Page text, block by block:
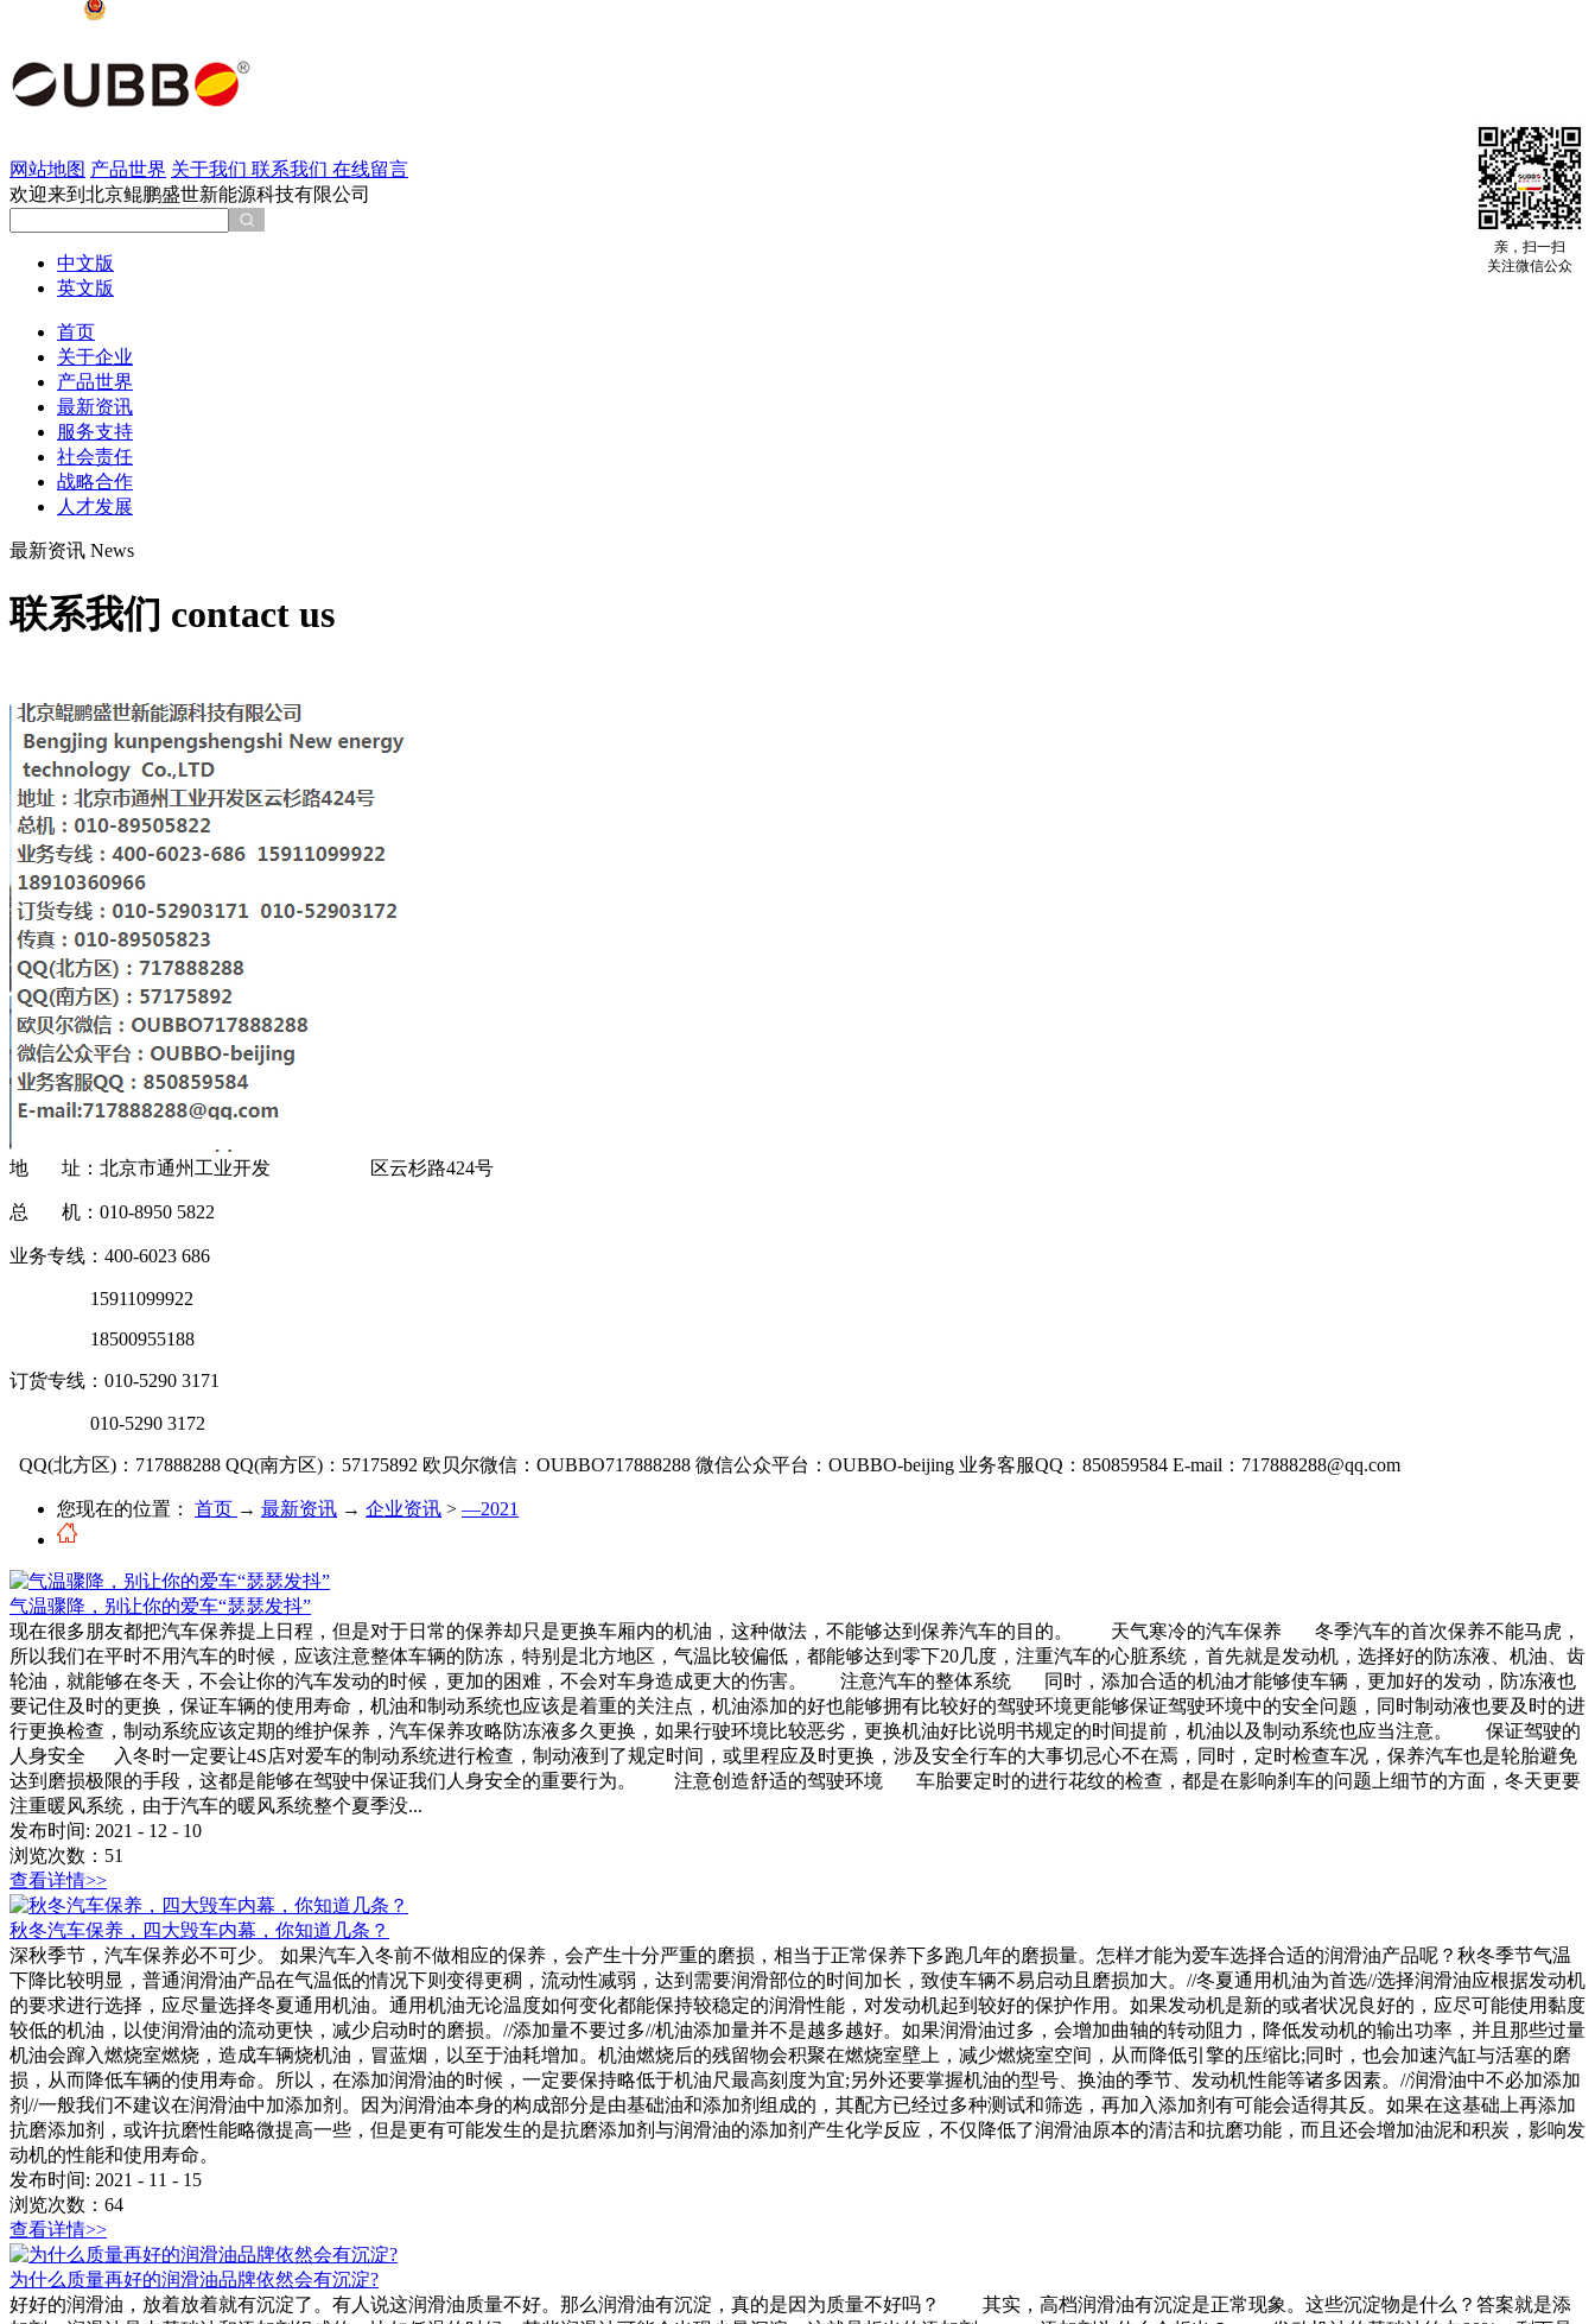
网站地图 产品世界 关于我们 联系我们 在线留言
欢迎来到北京鲲鹏盛世新能源科技有限公司
中文版
英文版
首页
关于企业
产品世界
最新资讯
服务支持
社会责任
战略合作
人才发展
最新资讯 News
联系我们 contact us
地 址：北京市通州工业开发 区云杉路424号
总 机：010-8950 5822
业务专线：400-6023 686
15911099922
18500955188
订货专线：010-5290 3171
010-5290 3172
QQ(北方区)：717888288 QQ(南方区)：57175892 欧贝尔微信：OUBBO717888288 微信公众平台：OUBBO-beijing 业务客服QQ：850859584 E-mail： 717888288@qq.com
您现在的位置： 首页 → 最新资讯 → 企业资讯 > —2021
气温骤降，别让你的爱车“瑟瑟发抖”
现在很多朋友都把汽车保养提上日程，但是对于日常的保养却只是更换车厢内的机油，这种做法，不能够达到保养汽车的目的。 天气寒冷的汽车保养 冬季汽车的首次保养不能马虎，
所以我们在平时不用汽车的时候，应该注意整体车辆的防冻，特别是北方地区，气温比较偏低，都能够达到零下20几度，注重汽车的心脏系统，首先就是发动机，选择好的防冻液、机油、齿
轮油，就能够在冬天，不会让你的汽车发动的时候，更加的困难，不会对车身造成更大的伤害。 注意汽车的整体系统 同时，添加合适的机油才能够使车辆，更加好的发动，防冻液也
要记住及时的更换，保证车辆的使用寿命，机油和制动系统也应该是着重的关注点，机油添加的好也能够拥有比较好的驾驶环境更能够保证驾驶环境中的安全问题，同时制动液也要及时的进
行更换检查，制动系统应该定期的维护保养，汽车保养攻略防冻液多久更换，如果行驶环境比较恶劣，更换机油好比说明书规定的时间提前，机油以及制动系统也应当注意。 保证驾驶的
人身安全 入冬时一定要让4S店对爱车的制动系统进行检查，制动液到了规定时间，或里程应及时更换，涉及安全行车的大事切忌心不在焉，同时，定时检查车况，保养汽车也是轮胎避免
达到磨损极限的手段，这都是能够在驾驶中保证我们人身安全的重要行为。 注意创造舒适的驾驶环境 车胎要定时的进行花纹的检查，都是在影响刹车的问题上细节的方面，冬天更要
注重暖风系统，由于汽车的暖风系统整个夏季没...
发布时间: 2021 - 12 - 10
浏览次数： 51
查看详情>>
秋冬汽车保养，四大毁车内幕，你知道几条？
深秋季节，汽车保养必不可少。 如果汽车入冬前不做相应的保养，会产生十分严重的磨损，相当于正常保养下多跑几年的磨损量。怎样才能为爱车选择合适的润滑油产品呢？秋冬季节气温
下降比较明显，普通润滑油产品在气温低的情况下则变得更稠，流动性减弱，达到需要润滑部位的时间加长，致使车辆不易启动且磨损加大。//冬夏通用机油为首选//选择润滑油应根据发动机
的要求进行选择，应尽量选择冬夏通用机油。通用机油无论温度如何变化都能保持较稳定的润滑性能，对发动机起到较好的保护作用。如果发动机是新的或者状况良好的，应尽可能使用黏度
较低的机油，以使润滑油的流动更快，减少启动时的磨损。//添加量不要过多//机油添加量并不是越多越好。如果润滑油过多，会增加曲轴的转动阻力，降低发动机的输出功率，并且那些过量
机油会蹿入燃烧室燃烧，造成车辆烧机油，冒蓝烟，以至于油耗增加。机油燃烧后的残留物会积聚在燃烧室壁上，减少燃烧室空间，从而降低引擎的压缩比;同时，也会加速汽缸与活塞的磨
损，从而降低车辆的使用寿命。所以，在添加润滑油的时候，一定要保持略低于机油尺最高刻度为宜;另外还要掌握机油的型号、换油的季节、发动机性能等诸多因素。//润滑油中不必加添加
剂//一般我们不建议在润滑油中加添加剂。因为润滑油本身的构成部分是由基础油和添加剂组成的，其配方已经过多种测试和筛选，再加入添加剂有可能会适得其反。如果在这基础上再添加
抗磨添加剂，或许抗磨性能略微提高一些，但是更有可能发生的是抗磨添加剂与润滑油的添加剂产生化学反应，不仅降低了润滑油原本的清洁和抗磨功能，而且还会增加油泥和积炭，影响发
动机的性能和使用寿命。
发布时间: 2021 - 11 - 15
浏览次数： 64
查看详情>>
为什么质量再好的润滑油品牌依然会有沉淀?
好好的润滑油，放着放着就有沉淀了。有人说这润滑油质量不好。那么润滑油有沉淀，真的是因为质量不好吗？ 其实，高档润滑油有沉淀是正常现象。这些沉淀物是什么？答案就是添
亲，扫一扫
关注微信公众